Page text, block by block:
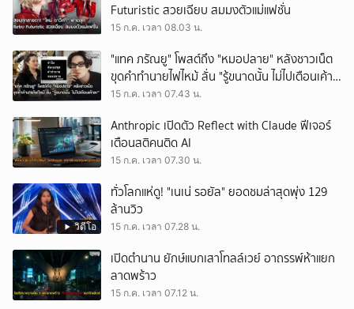
Futuristic สวยเฉียบ สมมงตัวแม่แฟชั่น
15 ก.ค. เวลา 08.03 น.
"แทค ภรัณยู" โพสต์ถึง "หมอปลาย" หลังชาวเน็ต
ขุดคำทำนายไฟไหม้ ลั่น "รู้ขนาดนั้น ไม่ไปเตือนเค้า
ละ"
15 ก.ค. เวลา 07.43 น.
Anthropic เปิดตัว Reflect with Claude ฟีเจอร์
เตือนสติคนติด AI
15 ก.ค. เวลา 07.30 น.
วิดีโอ
ทั่วโลกแห่ดู! "เนเน่ รอยัล" ยอดชมล่าสุดพุ่ง 129
ล้านวิว
15 ก.ค. เวลา 07.28 น.
เปิดตำนาน ยักษ์แบกเสาโทลล์เวย์ อาถรรพ์ห้าแยก
ลาดพร้าว
15 ก.ค. เวลา 07.12 น.